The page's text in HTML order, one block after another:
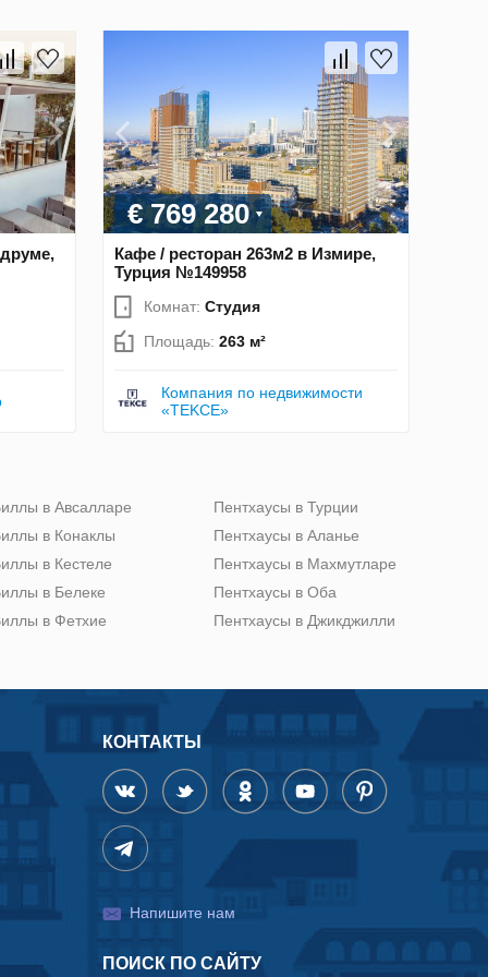
€ 769 280
Кафе / ресторан 263м2 в Измире,
Турция №149958
Комнат: Студия
Площадь: 263 м²
Компания по недвижимости
«TEKCE»
в Авсалларе
в Конаклы
в Кестеле
в Белеке
в Фетхие
Пентхаусы в Турции
Пентхаусы в Аланье
Пентхаусы в Махмутларе
Пентхаусы в Оба
Пентхаусы в Джикджилли
КОНТАКТЫ
Напишите нам
ПОИСК ПО САЙТУ